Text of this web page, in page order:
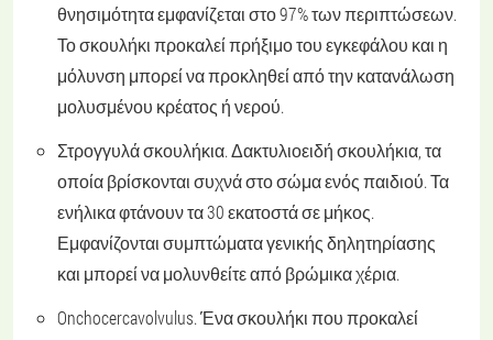
θνησιμότητα εμφανίζεται στο 97% των περιπτώσεων.
Το σκουλήκι προκαλεί πρήξιμο του εγκεφάλου και η
μόλυνση μπορεί να προκληθεί από την κατανάλωση
μολυσμένου κρέατος ή νερού.
Στρογγυλά σκουλήκια. Δακτυλιοειδή σκουλήκια, τα
οποία βρίσκονται συχνά στο σώμα ενός παιδιού. Τα
ενήλικα φτάνουν τα 30 εκατοστά σε μήκος.
Εμφανίζονται συμπτώματα γενικής δηλητηρίασης
και μπορεί να μολυνθείτε από βρώμικα χέρια.
Onchocercavolvulus. Ένα σκουλήκι που προκαλεί